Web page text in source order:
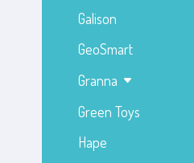
Galison
GeoSmart
Granna
Green Toys
Hape